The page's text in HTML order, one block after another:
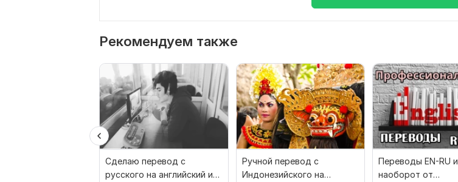
Рекомендуем также
Сделаю перевод с
русского на английский и
Ручной перевод с
Индонезийского на
Переводы EN-RU и
наоборот от